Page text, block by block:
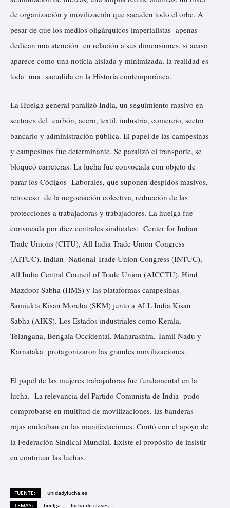
de organización y movilización que sacuden todo el orbe. A
pesar de que los medios oligárquicos imperialistas apenas
dedican una atención en relación a sus dimensiones, si acaso
aparece como una noticia aislada y minimizada, la realidad es
toda una sacudida en la Historia contemporánea.
La Huelga general paralizó India, un seguimiento masivo en
sectores del carbón, acero, textil, industria, comercio, sector
bancario y administración pública. El papel de las campesinas
y campesinos fue determinante. Se paralizó el transporte, se
bloqueó carreteras. La lucha fue convocada con objeto de
parar los Códigos Laborales, que suponen despidos masivos,
retroceso de la negociación colectiva, reducción de las
protecciones a trabajadoras y trabajadores. La huelga fue
convocada por diez centrales sindicales: Center for Indian
Trade Unions (CITU), All India Trade Union Congress
(AITUC), Indian National Trade Union Congress (INTUC),
All India Central Council of Trade Union (AICCTU), Hind
Mazdoor Sabha (HMS) y las plataformas campesinas
Samiukta Kisan Morcha (SKM) junto a ALL India Kisan
Sabha (AIKS). Los Estados industriales como Kerala,
Telangana, Bengala Occidental, Maharashtra, Tamil Nadu y
Karnataka protagonizaron las grandes movilizaciones.
El papel de las mujeres trabajadoras fue fundamental en la
lucha. La relevancia del Partido Comunista de India pudo
comprobarse en multitud de movilizaciones, las banderas
rojas ondeaban en las manifestaciones. Contó con el apoyo de
la Federación Sindical Mundial. Existe el propósito de insistir
en continuar las luchas.
FUENTE:
unidadylucha.es
TEMAS:
huelga lucha de clases